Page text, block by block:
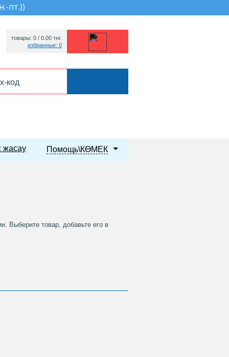
пт.))
товары: 0 / 0.00 тнг.
избранные: 0
Помощь\КӨМЕК
жасау
Выберите товар, добавьте его в